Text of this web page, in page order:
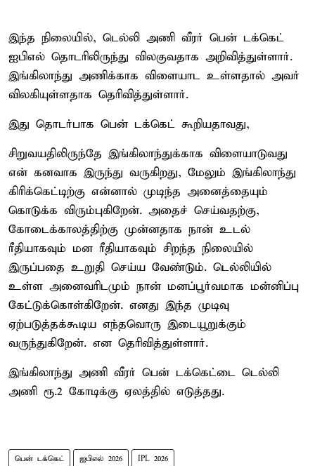
இந்த நிலையில், டெல்லி அணி வீரர் பென் டக்கெட்
ஐபிஎல் தொடரிலிருந்து விலகுவதாக அறிவித்துள்ளார்.
இங்கிலாந்து அணிக்காக விளையாட உள்ளதால் அவர்
விலகியுள்ளதாக தெரிவித்துள்ளார்.
இது தொடர்பாக பென் டக்கெட் கூறியதாவது,
சிறுவயதிலிருந்தே இங்கிலாந்துக்காக விளையாடுவது
என் கனவாக இருந்து வருகிறது, மேலும் இங்கிலாந்து
கிரிக்கெட்டிற்கு என்னால் முடிந்த அனைத்தையும்
கொடுக்க விரும்புகிறேன். அதைச் செய்வதற்கு,
கோடைக்காலத்திற்கு முன்னதாக நான் உடல்
ரீதியாகவும் மன ரீதியாகவும் சிறந்த நிலையில்
இருப்பதை உறுதி செய்ய வேண்டும். டெல்லியில்
உள்ள அனைவரிடமும் நான் மனப்பூர்வமாக மன்னிப்பு
கேட்டுக்கொள்கிறேன். எனது இந்த முடிவு
ஏற்படுத்தக்கூடிய எந்தவொரு இடையூறுக்கும்
வருந்துகிறேன். என தெரிவித்துள்ளார்.
இங்கிலாந்து அணி வீரர் பென் டக்கெட்டை டெல்லி
அணி ரூ.2 கோடிக்கு ஏலத்தில் எடுத்தது.
பென் டக்கெட் ஐபிஎல் 2026 IPL 2026